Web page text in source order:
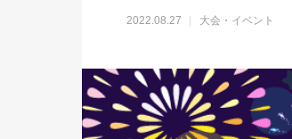
2022.08.27 大会・イベント